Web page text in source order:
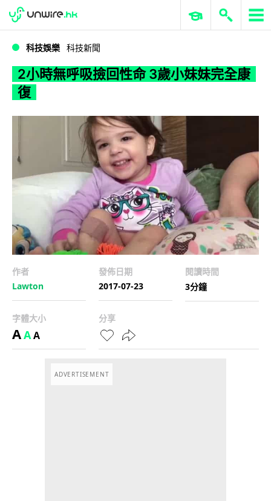
2小時無呼吸撿回性命 3歲小妹妹完全康復
WWDC 2026 ERP 與商業 AI
科技娛樂 科技新聞
2小時無呼吸撿回性命 3歲小妹妹完全康
復
作者
Lawton
發佈日期
2017-07-23
閱讀時間
3分鐘
字體大小
AAA
分享
ADVERTISEMENT